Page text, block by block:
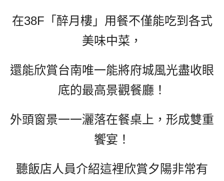
在38F「醉月樓」用餐不僅能吃到各式
美味中菜，
還能欣賞台南唯一能將府城風光盡收眼
底的最高景觀餐廳！
外頭窗景一一灑落在餐桌上，形成雙重
饗宴！
聽飯店人員介紹這裡欣賞夕陽非常有